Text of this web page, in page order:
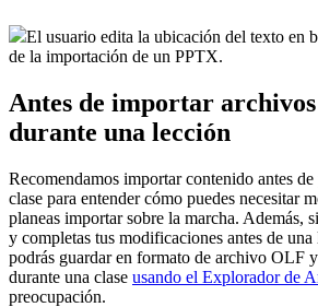
El usuario edita la ubicación del texto en
de la importación de un PPTX.
Antes de importar
durante una lección
Recomendamos importar contenido antes
clase para entender cómo puedes necesitar
planeas importar sobre la marcha. Además,
y completas tus modificaciones antes de
podrás guardar en formato de archivo OLF
durante una clase usando el Explorador de
preocupación.